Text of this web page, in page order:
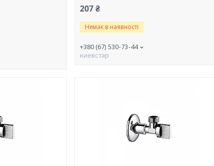
207 ₴
Немає в наявності
+380 (67) 530-73-44
киевстар